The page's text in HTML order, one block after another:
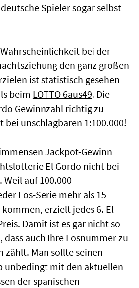
Spieler sogar selbst
bei der
den ganz großen
ist statistisch gesehen
beim LOTTO 6aus49. Die
Gewinnzahl richtig zu
unschlagbaren 1:100.000!
Jackpot-Gewinn
El Gordo nicht bei
auf 100.000
Los-Serie mehr als 15
erzielt jedes 6. El
Damit ist es gar nicht so
auch Ihre Losnummer zu
zählt. Man sollte seinen
unbedingt mit den aktuellen
der spanischen